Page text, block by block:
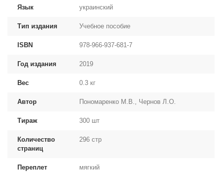
Язык украинский
Тип издания Учебное пособие
ISBN 978-966-937-681-7
Год издания 2019
Вес 0.3 кг
Автор Пономаренко М.В., Чернов Л.О.
Тираж 300 шт
Количество
страниц
296 стр
Переплет мягкий